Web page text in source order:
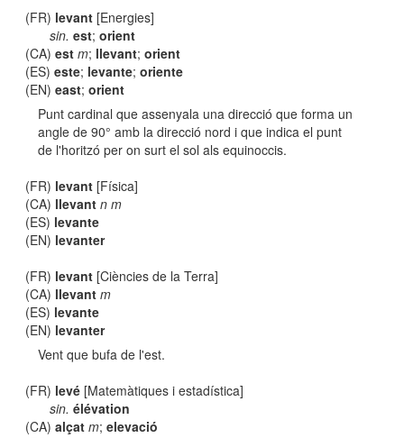
(FR) levant [Energies]
sin. est; orient
(CA)est m; llevant;orient
(ES)este; levante;oriente
(EN)east;orient
Punt cardinal que assenyala una direcció que forma un
angle de 90° amb la direcció nord i que indica el punt
de l'horitzó per on surt el sol als equinoccis.
(FR) levant [Física]
(CA) llevant n m
(ES) levante
(EN) levanter
(FR) levant [Ciències de la Terra]
(CA) llevant m
(ES) levante
(EN) levanter
Vent que bufa de l'est.
(FR) levé [Matemàtiques i estadística]
sin. élévation
(CA)alçat m;elevació